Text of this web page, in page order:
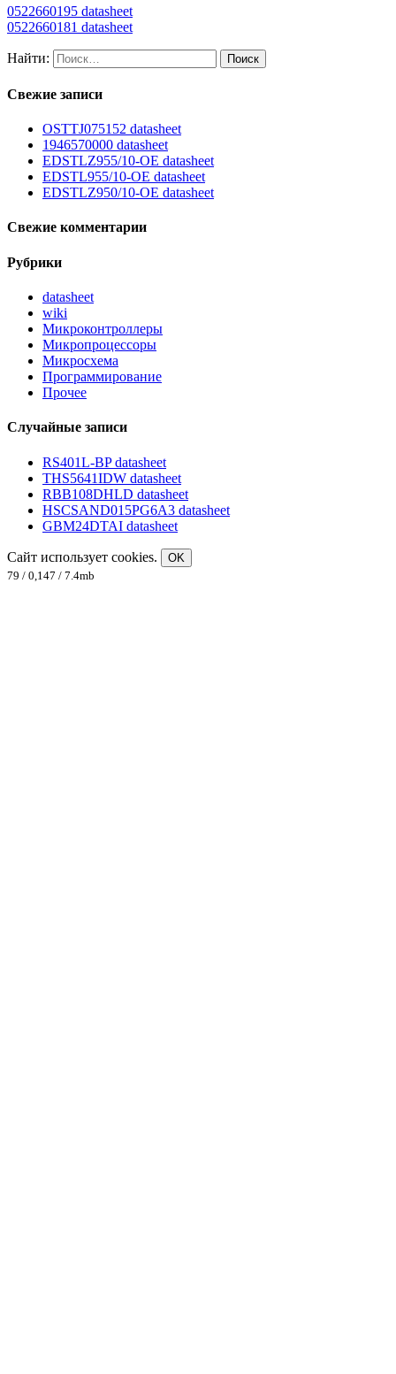
0522660195 datasheet
0522660181 datasheet
Найти:
Свежие записи
OSTTJ075152 datasheet
1946570000 datasheet
EDSTLZ955/10-OE datasheet
EDSTL955/10-OE datasheet
EDSTLZ950/10-OE datasheet
Свежие комментарии
Рубрики
datasheet
wiki
Микроконтроллеры
Микропроцессоры
Микросхема
Программирование
Прочее
Случайные записи
RS401L-BP datasheet
THS5641IDW datasheet
RBB108DHLD datasheet
HSCSAND015PG6A3 datasheet
GBM24DTAI datasheet
Сайт использует cookies.
OK
79 / 0,147 / 7.4mb